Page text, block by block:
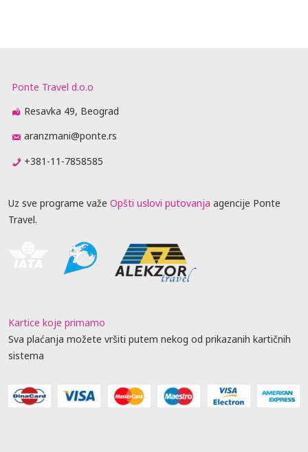
Ponte Travel d.o.o
Resavka 49, Beograd
aranzmani@ponte.rs
+381-11-7858585
Uz sve programe važe Opšti uslovi putovanja agencije Ponte
Travel.
Kartice koje primamo
Sva plaćanja možete vršiti putem nekog od prikazanih kartičnih
sistema